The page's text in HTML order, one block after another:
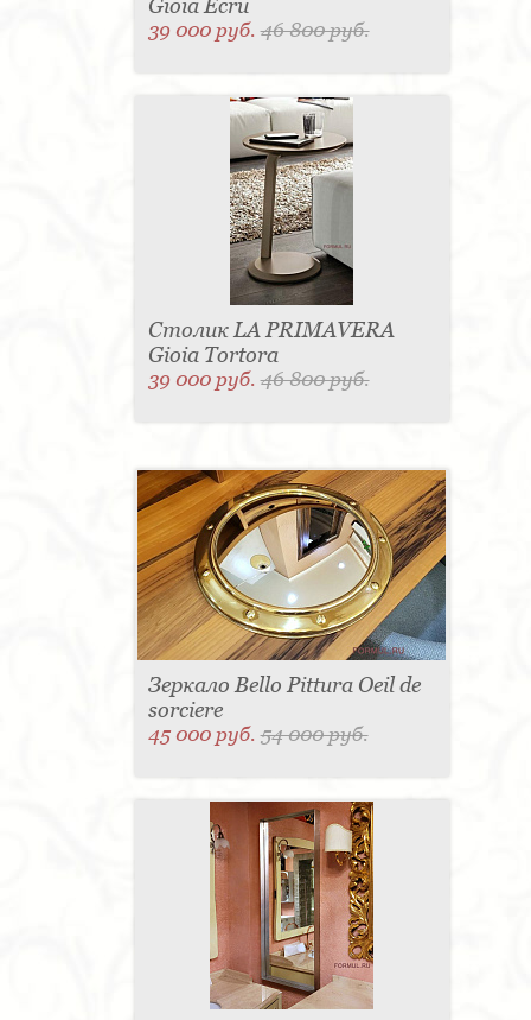
Gioia Ecru
39 000 руб.46 800 руб.
Столик LA PRIMAVERA
Gioia Tortora
39 000 руб.46 800 руб.
Зеркало Bello Pittura Oeil de
sorciere
45 000 руб.54 000 руб.